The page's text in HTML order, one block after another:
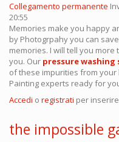
Collegamento permanente
20:55
Memories make you happy
by Photogrpahy you can
memories. I will tell you
you. Our pressure washing
of these impurities from your
Painting experts ready for
Accedi o registrati per
the impossible